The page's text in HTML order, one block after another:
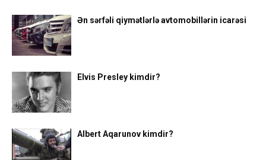
Ən sərfəli qiymətlərlə avtomobillərin icarəsi
Elvis Presley kimdir?
Albert Aqarunov kimdir?